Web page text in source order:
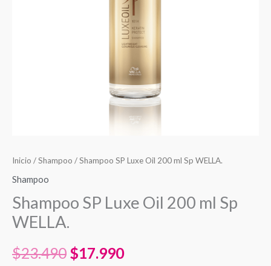
Inicio /Shampoo / Shampoo SP Luxe Oil 200 ml Sp WELLA.
Shampoo
Shampoo SP Luxe Oil 200 ml Sp
WELLA.
$23.490
$23.490.
$17.990
$17.990.